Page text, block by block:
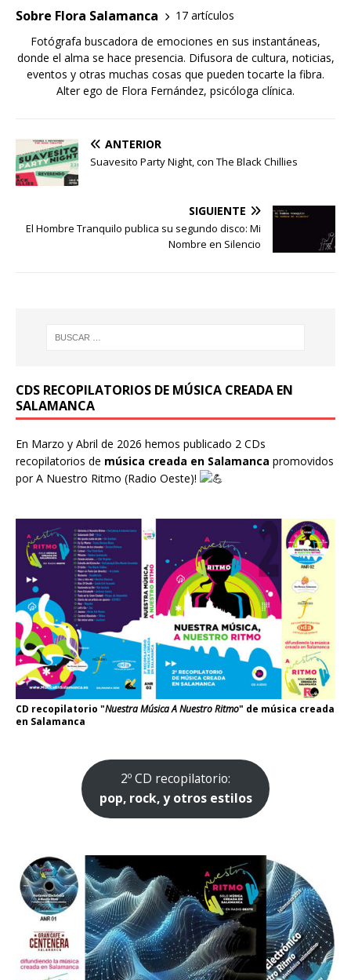
Sobre Flora Salamanca
17 artículos
Fotógrafa buscadora de emociones en sus instantáneas,
donde el alma se hace presencia. Difusora de cultura, noticias,
eventos y otras muchas cosas que pueden tocarte la fibra.
Alter ego de Flora Fernández, psicóloga clínica.
ANTERIOR
Suavesito Party Night, con The Black Chillies
SIGUIENTE
El Hombre Tranquilo publica su segundo disco: Mi
Nombre en Silencio
CDS RECOPILATORIOS DE MÚSICA CREADA EN
SALAMANCA
En Marzo y Abril de 2026 hemos publicado 2 CDs
recopilatorios de música creada en Salamanca promovidos
porA Nuestro Ritmo (Radio Oeste)!
CD recopilatorio "Nuestra Música A Nuestro Ritmo" de música creada
en Salamanca
2º CD recopilatorio:
pop, rock, y otros estilos